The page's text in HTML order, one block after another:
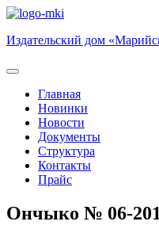
Skip
content
Издательский дом
Главная
Новинки
Новости
Документы
Структура
Контакты
Прайс
Ончыко № 06-